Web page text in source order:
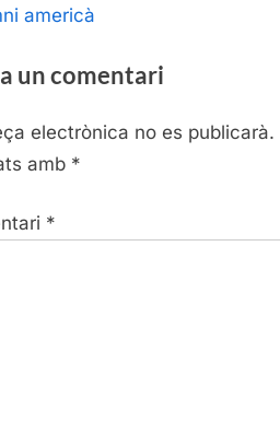
americà
un comentari
electrònica no es publicarà.
amb *
*